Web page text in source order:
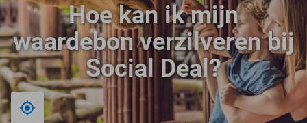
9,4
Ontdek 15.000+ deals
Hoe kan ik mijn
waardebon verzilveren bij
Social Deal?
Bij mij in de buurt